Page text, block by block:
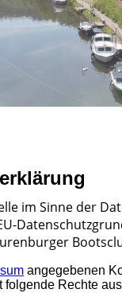
im Sinne der
angegebenen
folgende Rechte